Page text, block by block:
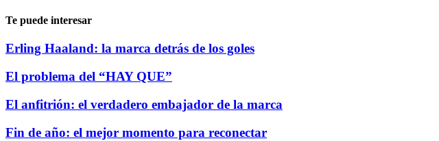
Te puede interesar
Erling Haaland: la marca detrás de los goles
El problema del “HAY QUE”
El anfitrión: el verdadero embajador de la marca
Fin de año: el mejor momento para reconectar